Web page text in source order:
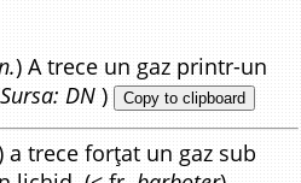
) A trece un gaz printr-un
Sursa: DN ) Copy to clipboard
a trece forțat un gaz sub